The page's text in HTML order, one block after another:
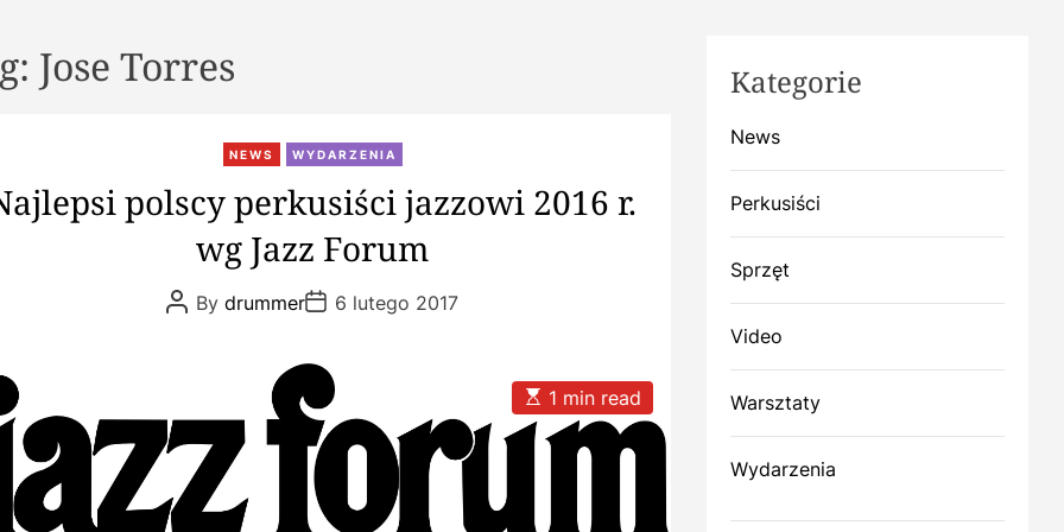
Jose Torres
NEWS WYDARZENIA
polscy perkusiści jazzowi 2016 r.
wg Jazz Forum
P
o
h
o
BydrummerP
o
t
6 lutego 2017
E
s
t
1 min read
Kategorie
News
Perkusiści
Sprzęt
Video
Warsztaty
Wydarzenia